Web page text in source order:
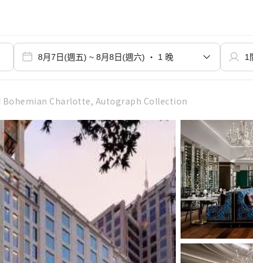
Bohemian Charlotte, Autograph Collection